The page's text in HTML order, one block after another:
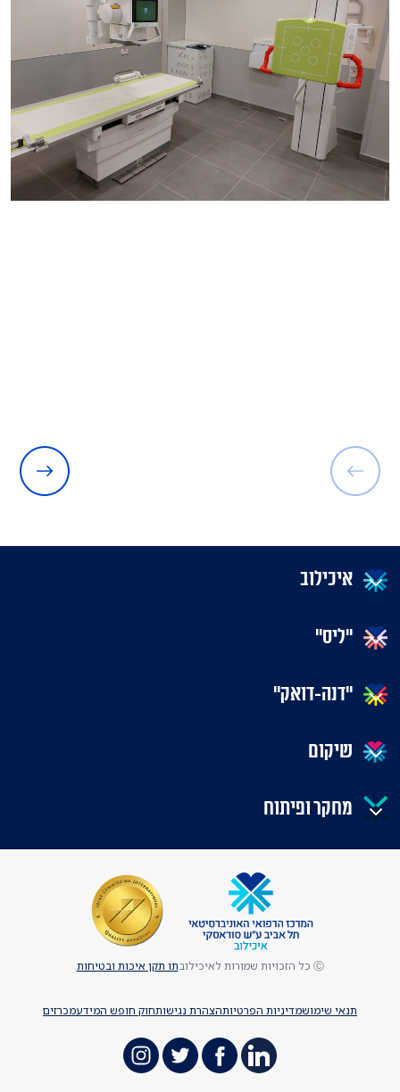
איכילוב
"ליס"
"דנה-דואק"
שיקום
מחקר ופיתוח
תנאי שימושמדיניות הפרטיותהצהרת נגישותחוק חופש המידעמכרזים
Ⓒ כל הזכויות שמורות לאיכילוב תו תקן איכות ובטיחות